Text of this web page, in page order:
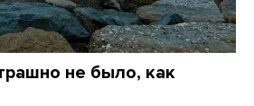
не было, как